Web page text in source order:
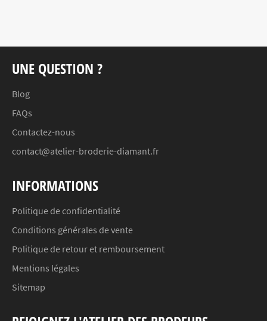
UNE QUESTION ?
Blog
FAQs
Contactez-nous
contact@atelier-broderie-diamant.fr
INFORMATIONS
Politique de confidentialité
Conditions générales de vente
Politique de retour et remboursement
Mentions légales
Sitemap